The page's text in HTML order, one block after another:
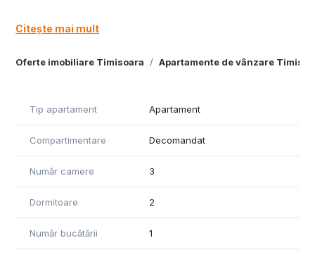
Oferte imobiliare Timisoara Apartamente de vânzare
Citește mai mult
Tip apartament Apartament
Compartimentare Decomandat
Număr camere 3
Dormitoare 2
Număr bucătării 1